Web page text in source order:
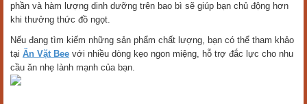
phần và hàm lượng dinh dưỡng trên bao bì sẽ giúp bạn chủ động hơn
khi thưởng thức đồ ngọt.
Nếu đang tìm kiếm những sản phẩm chất lượng, bạn có thể tham khảo
tại Ăn Vặt Bee với nhiều dòng kẹo ngon miệng, hỗ trợ đắc lực cho nhu
cầu ăn nhẹ lành mạnh của bạn.